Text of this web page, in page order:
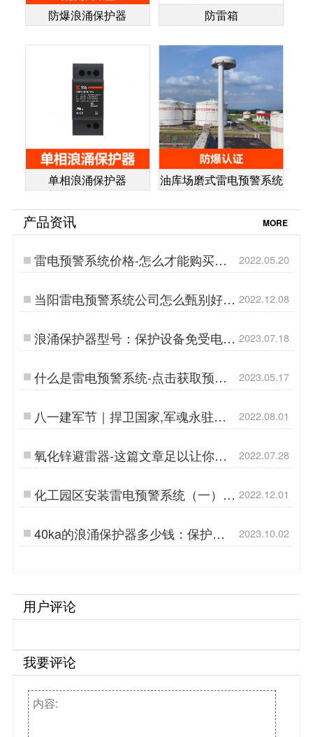
防爆浪涌保护器 防雷箱
单相浪涌保护器 油库场磨式雷电预警系统
产品资讯 MORE
雷电预警系统价格-怎么才能购买的
如意呢【杭州易造】…
2022.05.20
当阳雷电预警系统公司怎么甄别好
坏？厂家教你判断！【易造防雷】…
2022.12.08
浪涌保护器型号：保护设备免受电力
波动，杭州易造品牌领先之选-易造
防雷…
2023.07.18
什么是雷电预警系统-点击获取预警
产品介绍手册-易造防雷…
2023.05.17
八一建军节｜捍卫国家,军魂永驻
【杭州易造】…
2022.08.01
氧化锌避雷器-这篇文章足以让你了
解【杭州易造】…
2022.07.28
化工园区安装雷电预警系统（一）
【易造防雷】…
2022.12.01
40ka的浪涌保护器多少钱：保护电
器设备的不可或缺之选-易造防雷…
2023.10.02
用户评论
我要评论